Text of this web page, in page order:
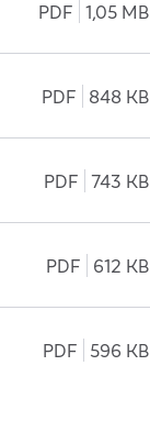
PDF 1,05 MB
PDF 848 KB
PDF 743 KB
PDF 612 KB
PDF 596 KB